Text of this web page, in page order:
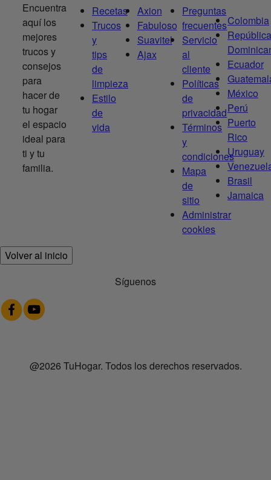
Encuentra
aquí los
mejores
trucos y
consejos
para
hacer de
tu hogar
el espacio
ideal para
ti y tu
familia.
Recetas
Trucos
y
tips
de
limpieza
Estilo
de
vida
Axion
Fabuloso
Suavitel
Ajax
Preguntas
frecuentes
Servicio
al
cliente
Políticas
de
privacidad
Términos
y
condiciones
Mapa
de
sitio
Administrar
cookies
Colombia
República
Ecuador
México
Perú
Puerto
Rico
Uruguay
Brasil
Jamaica
Volver al inicio
Síguenos
@2026 TuHogar. Todos los derechos reservados.